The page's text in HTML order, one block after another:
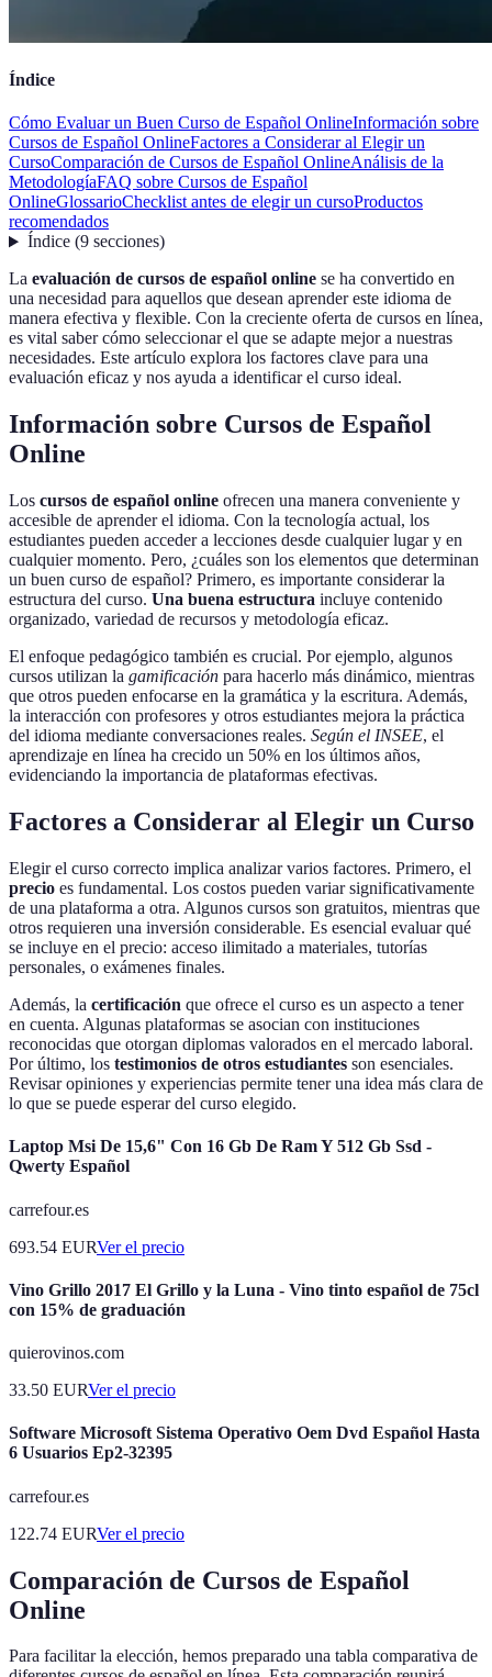
Índice
Cómo Evaluar un Buen Curso de Español OnlineInformación sobre
Cursos de Español OnlineFactores a Considerar al Elegir un
CursoComparación de Cursos de Español OnlineAnálisis de la
MetodologíaFAQ sobre Cursos de Español
OnlineGlossarioChecklist antes de elegir un cursoProductos
recomendados
Índice(9 secciones)
La evaluación de cursos de español online se ha convertido en
una necesidad para aquellos que desean aprender este idioma de
manera efectiva y flexible. Con la creciente oferta de cursos en línea,
es vital saber cómo seleccionar el que se adapte mejor a nuestras
necesidades. Este artículo explora los factores clave para una
evaluación eficaz y nos ayuda a identificar el curso ideal.
Información sobre Cursos de Español
Online
Los cursos de español online ofrecen una manera conveniente y
accesible de aprender el idioma. Con la tecnología actual, los
estudiantes pueden acceder a lecciones desde cualquier lugar y en
cualquier momento. Pero, ¿cuáles son los elementos que determinan
un buen curso de español? Primero, es importante considerar la
estructura del curso. Una buena estructura incluye contenido
organizado, variedad de recursos y metodología eficaz.
El enfoque pedagógico también es crucial. Por ejemplo, algunos
cursos utilizan la gamificación para hacerlo más dinámico, mientras
que otros pueden enfocarse en la gramática y la escritura. Además,
la interacción con profesores y otros estudiantes mejora la práctica
del idioma mediante conversaciones reales. Según el INSEE, el
aprendizaje en línea ha crecido un 50% en los últimos años,
evidenciando la importancia de plataformas efectivas.
Factores a Considerar al Elegir un Curso
Elegir el curso correcto implica analizar varios factores. Primero, el
precio es fundamental. Los costos pueden variar significativamente
de una plataforma a otra. Algunos cursos son gratuitos, mientras que
otros requieren una inversión considerable. Es esencial evaluar qué
se incluye en el precio: acceso ilimitado a materiales, tutorías
personales, o exámenes finales.
Además, la certificación que ofrece el curso es un aspecto a tener
en cuenta. Algunas plataformas se asocian con instituciones
reconocidas que otorgan diplomas valorados en el mercado laboral.
Por último, los testimonios de otros estudiantes son esenciales.
Revisar opiniones y experiencias permite tener una idea más clara de
lo que se puede esperar del curso elegido.
Laptop Msi De 15,6" Con 16 Gb De Ram Y 512 Gb Ssd -
Qwerty Español
carrefour.es
693.54 EURVer el precio
Vino Grillo 2017 El Grillo y la Luna - Vino tinto español de 75cl
con 15% de graduación
quierovinos.com
33.50 EURVer el precio
Software Microsoft Sistema Operativo Oem Dvd Español Hasta
6 Usuarios Ep2-32395
carrefour.es
122.74 EURVer el precio
Comparación de Cursos de Español
Online
Para facilitar la elección, hemos preparado una tabla comparativa de